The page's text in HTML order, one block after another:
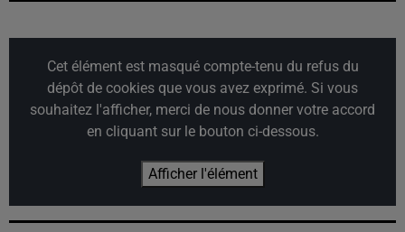
Cet élément est masqué compte-tenu du refus du
dépôt de cookies que vous avez exprimé. Si vous
souhaitez l'afficher, merci de nous donner votre accord
en cliquant sur le bouton ci-dessous.
Afficher l'élément